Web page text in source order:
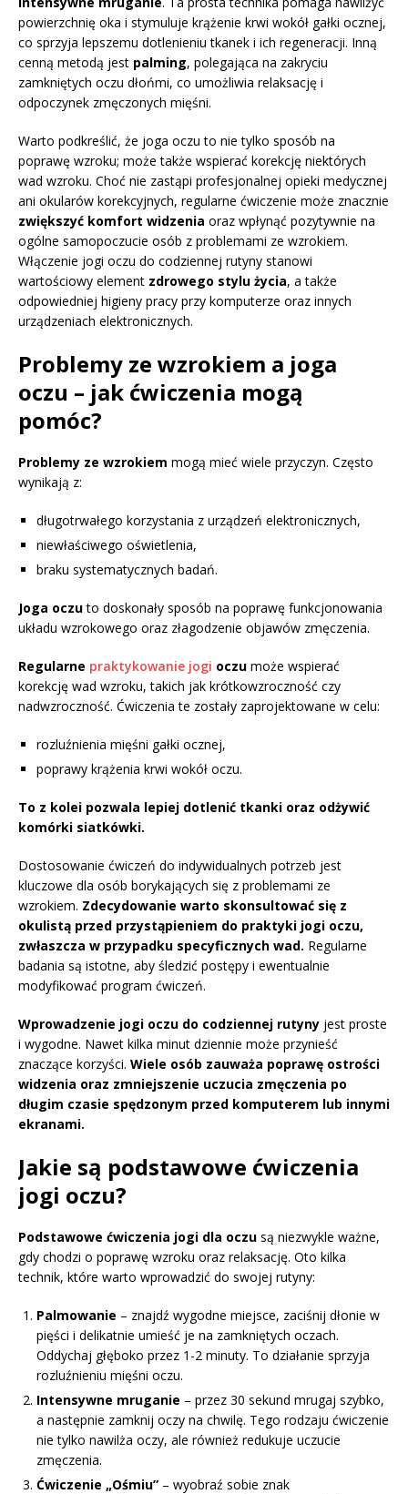
powierzchnię oka i stymuluje krążenie krwi wokół gałki ocznej,
co sprzyja lepszemu dotlenieniu tkanek i ich regeneracji. Inną
cenną metodą jest palming, polegająca na zakryciu
zamkniętych oczu dłońmi, co umożliwia relaksację i
odpoczynek zmęczonych mięśni.
Warto podkreślić, że joga oczu to nie tylko sposób na
poprawę wzroku; może także wspierać korekcję niektórych
wad wzroku. Choć nie zastąpi profesjonalnej opieki medycznej
ani okularów korekcyjnych, regularne ćwiczenie może znacznie
zwiększyć komfort widzenia oraz wpłynąć pozytywnie na
ogólne samopoczucie osób z problemami ze wzrokiem.
Włączenie jogi oczu do codziennej rutyny stanowi
wartościowy element zdrowego stylu życia, a także
odpowiedniej higieny pracy przy komputerze oraz innych
urządzeniach elektronicznych.
Problemy ze wzrokiem a joga
oczu – jak ćwiczenia mogą
pomóc?
Problemy ze wzrokiem mogą mieć wiele przyczyn. Często
wynikają z:
długotrwałego korzystania z urządzeń elektronicznych,
niewłaściwego oświetlenia,
braku systematycznych badań.
Joga oczuto doskonały sposób na poprawę funkcjonowania
układu wzrokowego oraz złagodzenie objawów zmęczenia.
Regularne praktykowanie jogi oczu może wspierać
korekcję wad wzroku, takich jak krótkowzroczność czy
nadwzroczność. Ćwiczenia te zostały zaprojektowane w celu:
rozluźnienia mięśni gałki ocznej,
poprawy krążenia krwi wokół oczu.
To z kolei pozwala lepiej dotlenić tkanki oraz odżywić
komórki siatkówki.
Dostosowanie ćwiczeń do indywidualnych potrzeb jest
kluczowe dla osób borykających się z problemami ze
wzrokiem. Zdecydowanie warto skonsultować się z
okulistą przed przystąpieniem do praktyki jogi oczu,
zwłaszcza w przypadku specyficznych wad. Regularne
badania są istotne, aby śledzić postępy i ewentualnie
modyfikować program ćwiczeń.
Wprowadzenie jogi oczu do codziennej rutyny jest proste
i wygodne. Nawet kilka minut dziennie może przynieść
znaczące korzyści. Wiele osób zauważa poprawę ostrości
widzenia oraz zmniejszenie uczucia zmęczenia po
długim czasie spędzonym przed komputerem lub innymi
ekranami.
Jakie są podstawowe ćwiczenia
jogi oczu?
Podstawowe ćwiczenia jogi dla oczu są niezwykle ważne,
gdy chodzi o poprawę wzroku oraz relaksację. Oto kilka
technik, które warto wprowadzić do swojej rutyny:
Palmowanie – znajdź wygodne miejsce, zaciśnij dłonie w
pięści i delikatnie umieść je na zamkniętych oczach.
Oddychaj głęboko przez 1-2 minuty. To działanie sprzyja
rozluźnieniu mięśni oczu.
Intensywne mruganie – przez 30 sekund mrugaj szybko,
a następnie zamknij oczy na chwilę. Tego rodzaju ćwiczenie
nie tylko nawilża oczy, ale również redukuje uczucie
zmęczenia.
Ćwiczenie „Ośmiu” – wyobraź sobie znak